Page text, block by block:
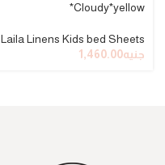
Cloudy*yellow*
Laila Linens Kids bed Sheets
جنيه1,460.00